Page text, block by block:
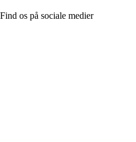
Find os på sociale medier